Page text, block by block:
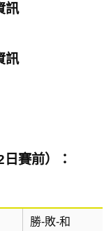
訊
訊
賽前）：
勝-敗-和